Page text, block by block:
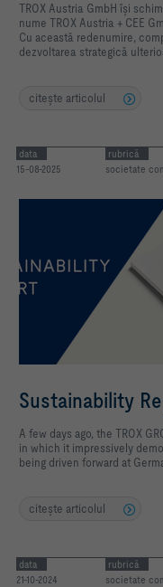
TROX Austria GmbH își
nume TROX Austria + CEE
Cu această redenumire,
dezvoltarea strategică
citeşte articolul
data
15-08-2025
rubrică
societate
Sustainability
A few days ago, the TROX
in which it impressively
being driven forward at
citeşte articolul
data
21-10-2024
rubrică
societate